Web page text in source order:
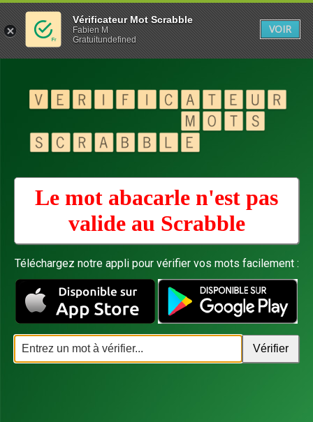
Le mot abacarle n'est pas
valide au Scrabble
Téléchargez notre appli pour vérifier vos mots facilement :
Vérificateur Mot Scrabble
Fabien M
Gratuitundefined
VOIR